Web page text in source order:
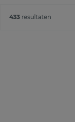
433 resultaten